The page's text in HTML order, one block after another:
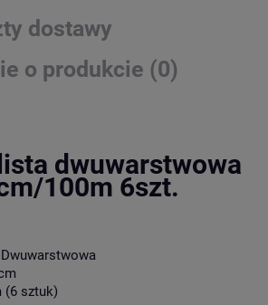
dostawy
o produkcie (0)
dwuwarstwowa
100m 6szt.
Dwuwarstwowa
(6 sztuk)